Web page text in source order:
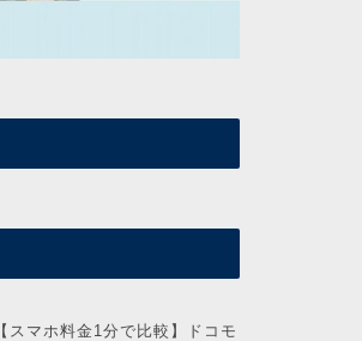
【スマホ料金1分で比較】ドコモ